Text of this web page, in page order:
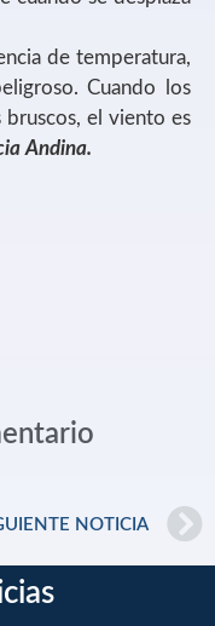
de temperatura,
Cuando los
bruscos, el viento es
Andina.
NOTICIA